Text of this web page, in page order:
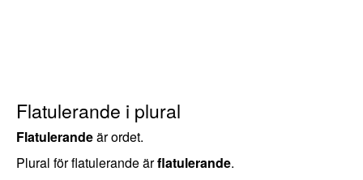
Flatulerande i plural
Flatulerandeär ordet.
Plural för flatulerande ärflatulerande.